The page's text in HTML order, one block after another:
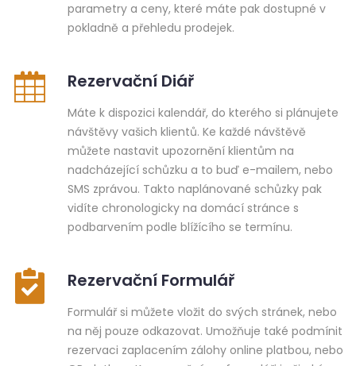
parametry a ceny, které máte pak dostupné v
pokladně a přehledu prodejek.
Rezervační Diář
Máte k dispozici kalendář, do kterého si plánujete
návštěvy vašich klientů. Ke každé návštěvě
můžete nastavit upozornění klientům na
nadcházející schůzku a to buď e-mailem, nebo
SMS zprávou. Takto naplánované schůzky pak
vidíte chronologicky na domácí stránce s
podbarvením podle blížícího se termínu.
Rezervační Formulář
Formulář si můžete vložit do svých stránek, nebo
na něj pouze odkazovat. Umožňuje také podmínit
rezervaci zaplacením zálohy online platbou, nebo